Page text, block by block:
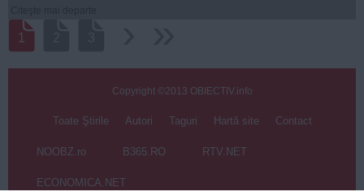
1
Copyright ©2013 OBIECTIV.info
Toate Ştirile Autori Taguri Hartă site Contact
NOOBZ.ro B365.RO RTV.NET
ECONOMICA.NET